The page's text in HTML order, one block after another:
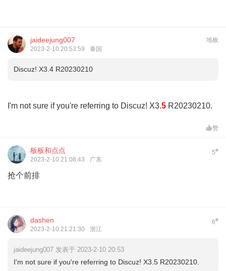
地板
jaideejung007
2023-2-10 20:53:59 泰国
Discuz! X3.4 R20230210
I'm not sure if you're referring to Discuz! X3.5 R20230210.
赞
5#
板板和点点
2023-2-10 21:08:43 广东
抢个前排
6#
dashen
2023-2-10 21:21:30 浙江
jaideejung007 发表于 2023-2-10 20:53
I'm not sure if you're referring to Discuz! X3.5 R20230210.